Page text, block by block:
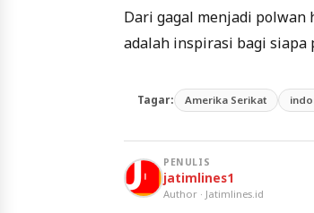
Dari gagal menjadi polwan
adalah inspirasi bagi siapa
Tagar: Amerika Serikat
PENULIS
jatimlines1
Author · Jatimlines.id